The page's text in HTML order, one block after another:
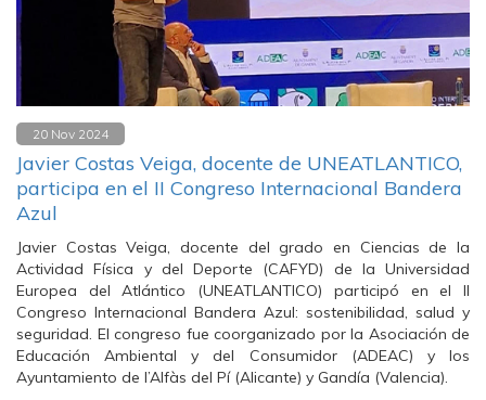
20 Nov 2024
Javier Costas Veiga, docente de UNEATLANTICO,
participa en el II Congreso Internacional Bandera
Azul
Javier Costas Veiga, docente del grado en Ciencias de la
Actividad Física y del Deporte (CAFYD) de la Universidad
Europea del Atlántico (UNEATLANTICO) participó en el II
Congreso Internacional Bandera Azul: sostenibilidad, salud y
seguridad. El congreso fue coorganizado por la Asociación de
Educación Ambiental y del Consumidor (ADEAC) y los
Ayuntamiento de l’Alfàs del Pí (Alicante) y Gandía (Valencia).